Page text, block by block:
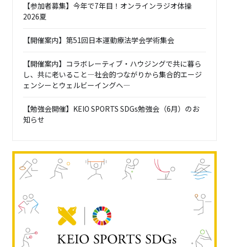
【参加者募集】今年で7年目！オンラインラジオ体操
2026夏
【開催案内】第51回日本運動療法学会学術集会
【開催案内】コラボレーティブ・ハウジングで共に暮ら
し、共に老いること―社会的つながりから集合的エージ
ェンシーとウェルビーイングへ―
【勉強会開催】KEIO SPORTS SDGs勉強会（6月）のお
知らせ